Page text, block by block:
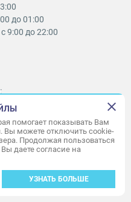
до 01:00
с 9:00 до 22:00
помогает показывать Вам
можете отключить cookie-
Продолжая пользоваться
даете согласие на
УЗНАТЬ БОЛЬШЕ